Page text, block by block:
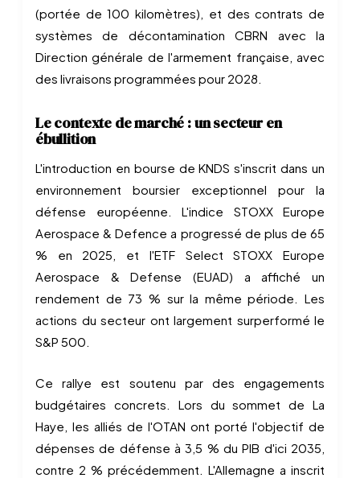
(portée de 100 kilomètres), et des contrats de
systèmes de décontamination CBRN avec la
Direction générale de l'armement française, avec
des livraisons programmées pour 2028.
Le contexte de marché : un secteur en
ébullition
L'introduction en bourse de KNDS s'inscrit dans un
environnement boursier exceptionnel pour la
défense européenne. L'indice STOXX Europe
Aerospace & Defence a progressé de plus de 65
% en 2025, et l'ETF Select STOXX Europe
Aerospace & Defense (EUAD) a affiché un
rendement de 73 % sur la même période. Les
actions du secteur ont largement surperformé le
S&P 500.
Ce rallye est soutenu par des engagements
budgétaires concrets. Lors du sommet de La
Haye, les alliés de l'OTAN ont porté l'objectif de
dépenses de défense à 3,5 % du PIB d'ici 2035,
contre 2 % précédemment. L'Allemagne a inscrit